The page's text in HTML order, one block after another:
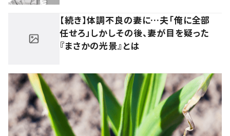
【続き】体調不良の妻に…夫「俺に全部
任せろ」しかしその後、妻が目を疑った
『まさかの光景』とは